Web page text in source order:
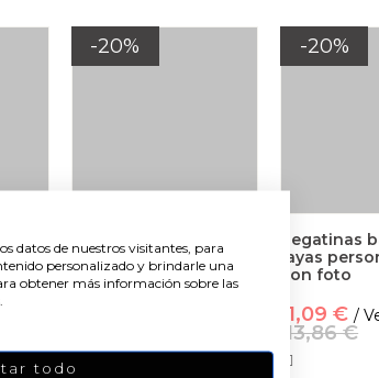
-20%
Pegatinas
personalizadas con
foto bautizo redondas
-20%
Pegatinas
rayas
con foto
11,09 € /
13,86 €
datos de nuestros visitantes, para
personalizado y brindarle una
obtener más información sobre las
todo